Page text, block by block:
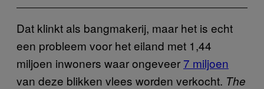
Dat klinkt als bangmakerij, maar het is echt
een probleem voor het eiland met 1,44
miljoen inwoners waar ongeveer 7 miljoen
van deze blikken vlees worden verkocht. The